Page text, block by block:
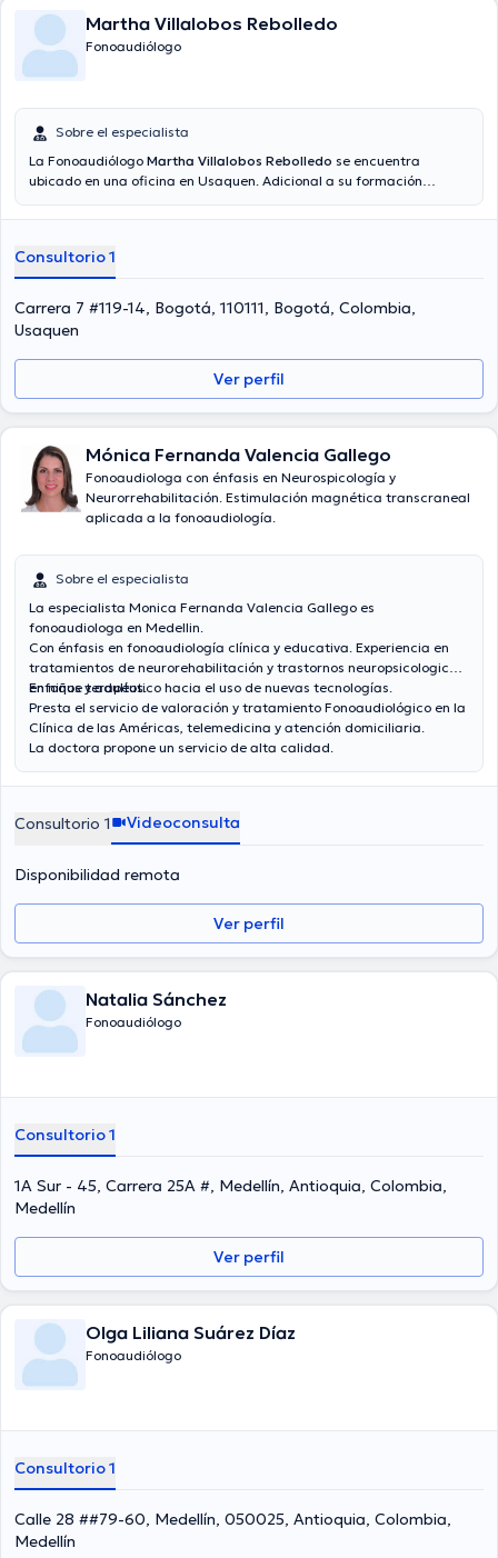
Martha Villalobos Rebolledo
Fonoaudiólogo
Sobre el especialista
La Fonoaudiólogo Martha Villalobos Rebolledo se encuentra
ubicado en una oficina en Usaquen. Adicional a su formación
en su área de especialidad. La profesional de la salud posee años
desempeñado como miembro de diversas asociaciones médicas.
Martha Villalobos Rebolledo ha participado en abundantes
conferencias con el ideal de tener una formación continua en su
disciplina de especialización y ha publicado importantes
publicaciones. Por último, la profesional de la salud puede hablar
Español en su consultorio.
Consultorio 1
Carrera 7 #119-14, Bogotá, 110111, Bogotá, Colombia,
Usaquen
Ver perfil
Mónica Fernanda Valencia Gallego
Fonoaudiologa con énfasis en Neurospicología y
Neurorrehabilitación. Estimulación magnética transcraneal
aplicada a la fonoaudiología.
Sobre el especialista
La especialista Monica Fernanda Valencia Gallego es
fonoaudiologa en Medellin.
Con énfasis en fonoaudiología clínica y educativa. Experiencia en
tratamientos de neurorehabilitación y trastornos neuropsicologicos
en niños y adultos.
Enfoque terapéutico hacia el uso de nuevas tecnologías.
Presta el servicio de valoración y tratamiento Fonoaudiológico en la
Clínica de las Américas, telemedicina y atención domiciliaria.
La doctora propone un servicio de alta calidad.
Consultorio 1 Videoconsulta
Disponibilidad remota
Ver perfil
Natalia Sánchez
Fonoaudiólogo
Consultorio 1
1A Sur - 45, Carrera 25A #, Medellín, Antioquia, Colombia,
Medellín
Ver perfil
Olga Liliana Suárez Díaz
Fonoaudiólogo
Consultorio 1
Calle 28 ##79-60, Medellín, 050025, Antioquia, Colombia,
Medellín